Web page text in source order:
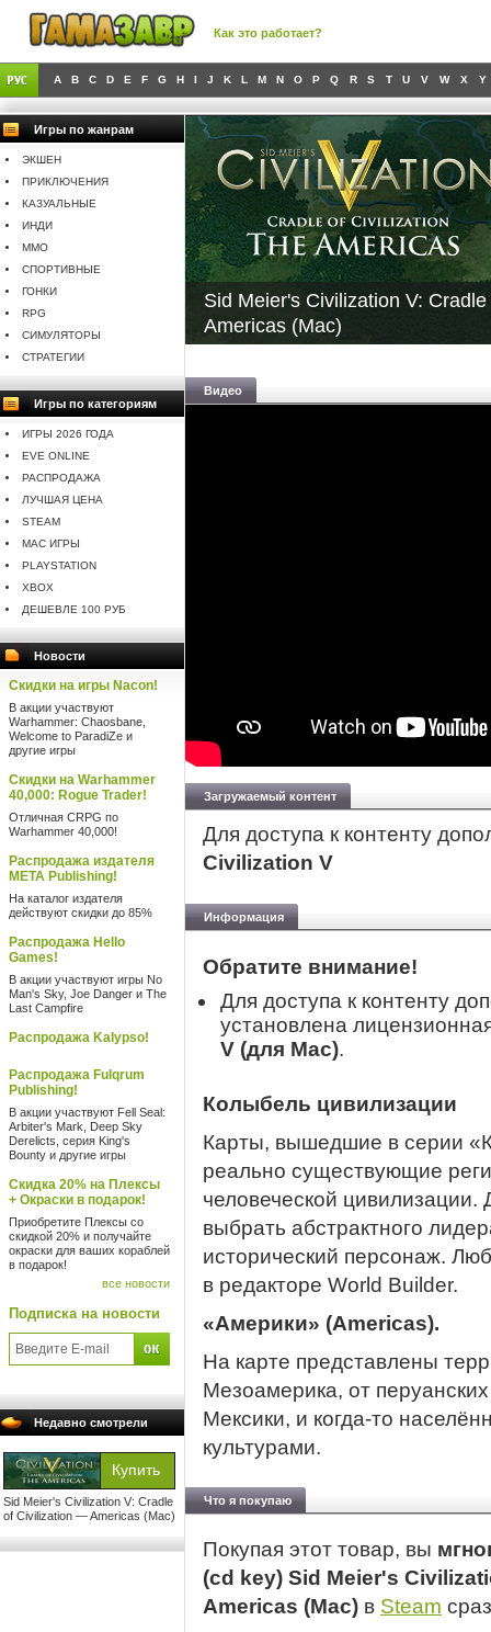
Как это работает?
A B C D E F G H I J K L M N O P Q R S T U V W X Y
Игры по жанрам
ЭКШЕН
ПРИКЛЮЧЕНИЯ
КАЗУАЛЬНЫЕ
ИНДИ
MMO
СПОРТИВНЫЕ
ГОНКИ
RPG
СИМУЛЯТОРЫ
СТРАТЕГИИ
Игры по категориям
ИГРЫ 2026 ГОДА
EVE ONLINE
РАСПРОДАЖА
ЛУЧШАЯ ЦЕНА
STEAM
MAC ИГРЫ
PLAYSTATION
XBOX
ДЕШЕВЛЕ 100 РУБ
Новости
Скидки на игры Nacon!
В акции участвуют
Warhammer: Chaosbane,
Welcome to ParadiZe и
другие игры
Скидки на Warhammer
40,000: Rogue Trader!
Отличная CRPG по
Warhammer 40,000!
Распродажа издателя
META Publishing!
На каталог издателя
действуют скидки до 85%
Распродажа Hello
Games!
В акции участвуют игры No
Man's Sky, Joe Danger и The
Last Campfire
Распродажа Kalypso!
Распродажа Fulqrum
Publishing!
В акции участвуют Fell Seal:
Arbiter's Mark, Deep Sky
Derelicts, серия King's
Bounty и другие игры
Скидка 20% на Плексы
+ Окраски в подарок!
Приобретите Плексы со
скидкой 20% и получайте
окраски для ваших кораблей
в подарок!
все новости
Подписка на новости
Недавно смотрели
Sid Meier's Civilization V: Cradle
of Civilization — Americas (Mac)
Sid Meier's Civilization V:
Americas (Mac)
Видео
Загружаемый контент
Для доступа к контенту
Civilization V
Информация
Обратите внимание!
Для доступа к контенту
установлена
V (для Mac).
Колыбель цивилизации
Карты, вышедшие в серии
реально существующие
человеческой
выбрать абстрактного
исторический персонаж.
в редакторе World Builder.
«Америки» (Americas).
На карте представлены
Мезоамерика, от
Мексики, и когда-то
культурами.
Что я покупаю
Покупая этот товар, вы
(cd key) Sid Meier's
Americas (Mac) в Steam